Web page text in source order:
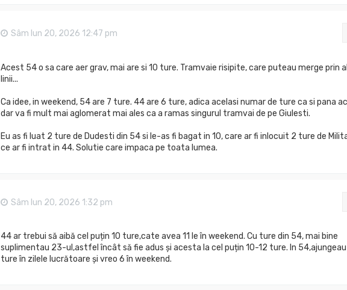
Sâm Iun 20, 2026 12:47 pm
Acest 54 o sa care aer grav, mai are si 10 ture. Tramvaie risipite, care puteau merge prin
linii...
Ca idee, in weekend, 54 are 7 ture. 44 are 6 ture, adica acelasi numar de ture ca si pana
dar va fi mult mai aglomerat mai ales ca a ramas singurul tramvai de pe Giulesti.
Eu as fi luat 2 ture de Dudesti din 54 si le-as fi bagat in 10, care ar fi inlocuit 2 ture de
ce ar fi intrat in 44. Solutie care impaca pe toata lumea.
Sâm Iun 20, 2026 1:32 pm
44 ar trebui să aibă cel puțin 10 ture,cate avea 11 le în weekend. Cu ture din 54, mai bine
suplimentau 23-ul,astfel încât să fie adus și acesta la cel puțin 10-12 ture. In
ture în zilele lucrătoare și vreo 6 în weekend.